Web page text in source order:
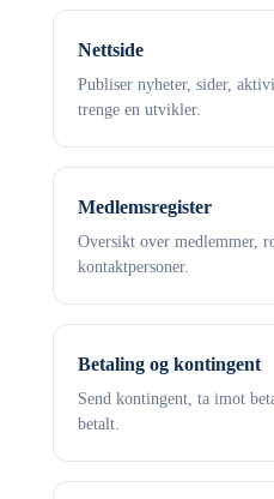
Nettside
Publiser nyheter, sider,
trenge en utvikler.
Medlemsregister
Oversikt over medlemmer,
kontaktpersoner.
Betaling og kontingent
Send kontingent, ta imot
betalt.